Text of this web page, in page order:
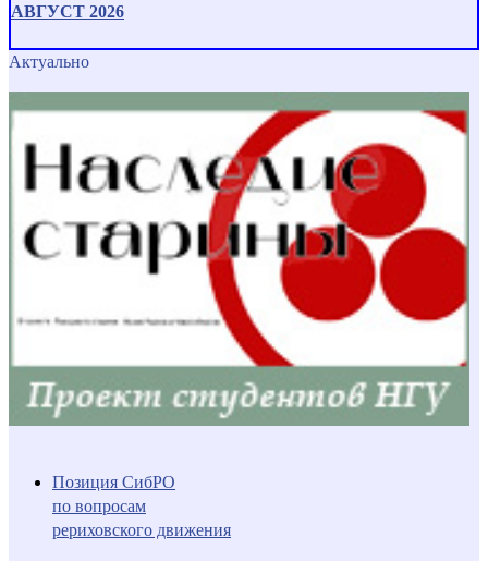
АВГУСТ 2026
Актуально
Позиция СибРО
по вопросам
рериховского движения